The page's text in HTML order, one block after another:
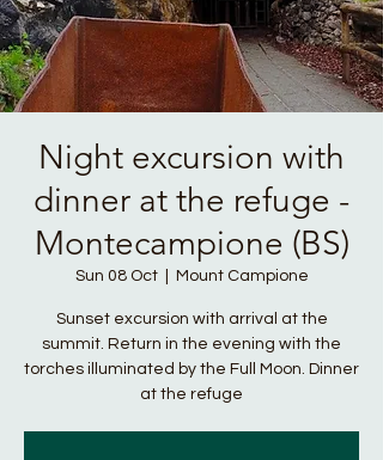
Night excursion with
dinner at the refuge -
Montecampione (BS)
Sun 08 Oct
  |
Mount Campione
Sunset excursion with arrival at the
summit. Return in the evening with the
torches illuminated by the Full Moon. Dinner
at the refuge